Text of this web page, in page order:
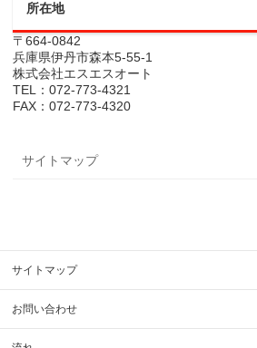
所在地
〒664-0842
兵庫県伊丹市森本5-55-1
株式会社エスエスオート
TEL：072-773-4321
FAX：072-773-4320
サイトマップ
サイトマップ
お問い合わせ